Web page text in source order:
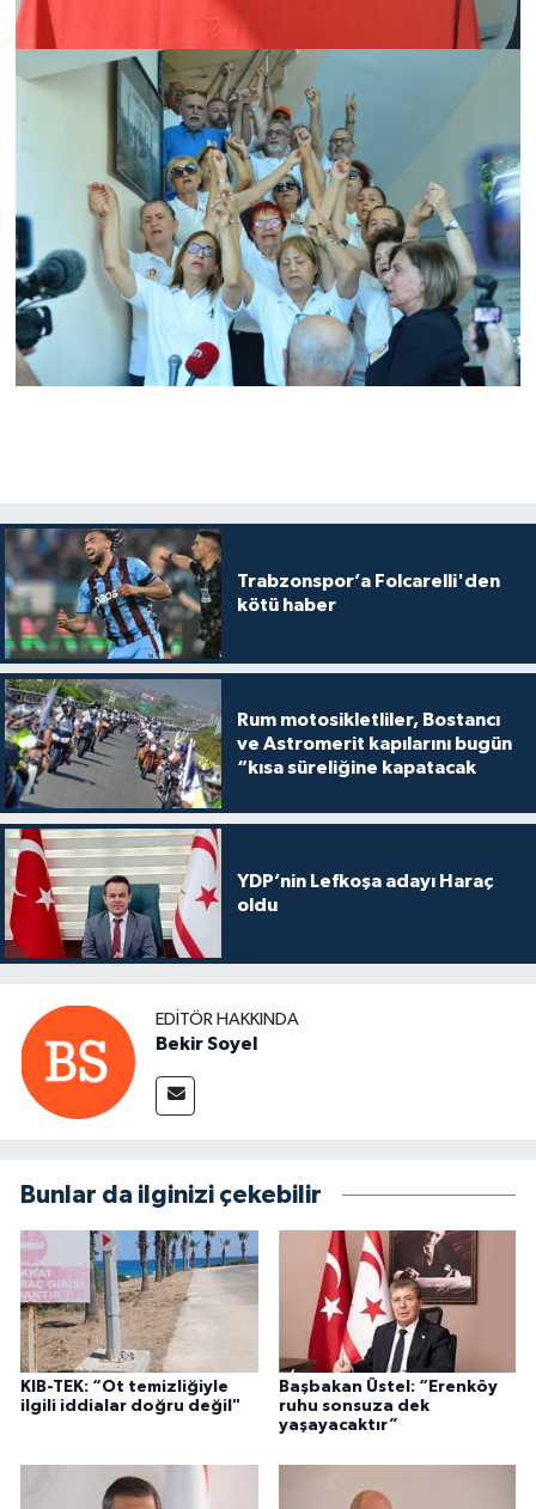
Trabzonspor’a Folcarelli'den
kötü haber
Rum motosikletliler, Bostancı
ve Astromerit kapılarını bugün
“kısa süreliğine kapatacak
YDP’nin Lefkoşa adayı Haraç
oldu
EDITÖR HAKKINDA
Bekir Soyel
Bunlar da ilginizi çekebilir
KIB-TEK: “Ot temizliğiyle
ilgili iddialar doğru değil"
Başbakan Üstel: “Erenköy
ruhu sonsuza dek
yaşayacaktır”